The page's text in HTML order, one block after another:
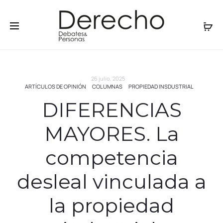
26 julio, 2025
ARTÍCULOS DE OPINIÓN
COLUMNAS PROPIEDAD INSDUSTRIAL
DIFERENCIAS
MAYORES. La
competencia
desleal vinculada a
la propiedad